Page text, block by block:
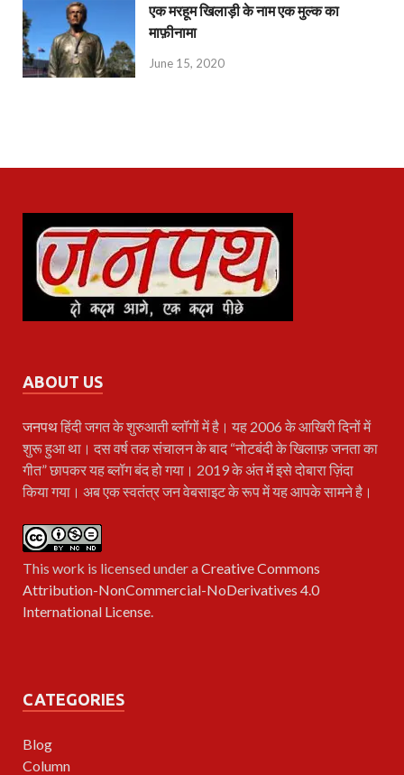
एक मरहूम खिलाड़ी के नाम एक मुल्क का
माफ़ीनामा
June 15, 2020
ABOUT US
जनपथहिंदी जगत के शुरुआती ब्लॉगों में है। यह 2006 के आखिरी दिनों में
शुरू हुआ था। दस वर्ष तक संचालन के बाद “नोटबंदी के खिलाफ़ जनता का
गीत” छापकर यह ब्लॉग बंद हो गया। 2019 के अंत में इसे दोबारा ज़िंदा
किया गया। अब एक स्वतंत्र जन वेबसाइट के रूप में यह आपके सामने है।
This work is licensed under aCreative Commons
Attribution-NonCommercial-NoDerivatives 4.0
International License.
CATEGORIES
Blog
Column